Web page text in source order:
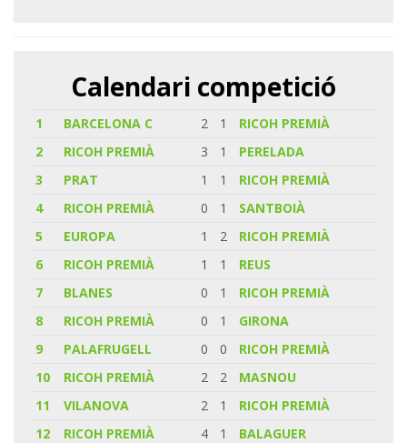
Calendari competició
1 BARCELONA C 2 1
RICOH PREMIÀ
2
RICOH PREMIÀ 3 1
PERELADA
3
PRAT 1 1
RICOH PREMIÀ
4
RICOH PREMIÀ 0 1
SANTBOIÀ
5
EUROPA 1 2
RICOH PREMIÀ
6
RICOH PREMIÀ 1 1
REUS
7
BLANES 0 1
RICOH PREMIÀ
8
RICOH PREMIÀ 0 1
GIRONA
9
PALAFRUGELL 0 0
RICOH PREMIÀ
10
RICOH PREMIÀ 2 2
MASNOU
11
VILANOVA 2 1
RICOH PREMIÀ
12
RICOH PREMIÀ 4 1
BALAGUER